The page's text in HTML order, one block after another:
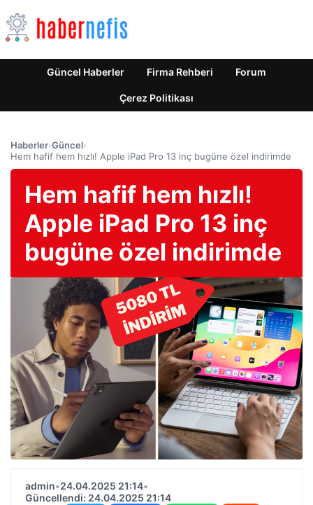
Güncel Haberler Firma Rehberi Forum
Çerez Politikası
Haberler›Güncel›
Hem hafif hem hızlı! Apple iPad Pro 13 inç bugüne özel indirimde
Hem hafif hem hızlı!
Apple iPad Pro 13 inç
bugüne özel indirimde
admin•24.04.2025 21:14•
Güncellendi: 24.04.2025 21:14